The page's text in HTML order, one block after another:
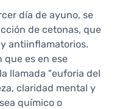
día de ayuno, se
de cetonas, que
antiinflamatorios.
que es en ese
llamada "euforia del
claridad mental y
químico o